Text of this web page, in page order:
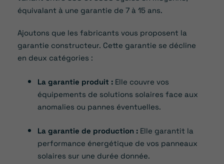
équivalant à une garantie de 7 à 15 ans.
Ajoutons que les fabricants vous proposent la
garantie constructeur. Cette garantie se décline
en deux catégories :
La garantie produit : Elle couvre vos
équipements de solutions solaires face aux
anomalies ou pannes éventuelles.
La garantie de production : Elle garantit la
performance énergétique de vos panneaux
solaires sur une durée donnée.